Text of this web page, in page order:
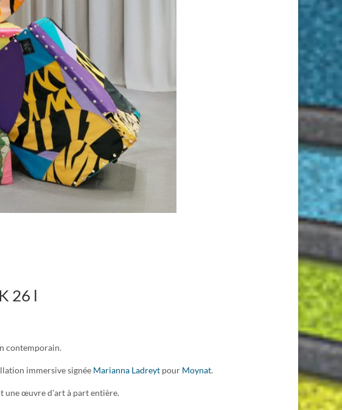
26 l
contemporain.
immersive signée Marianna Ladreytpour Moynat.
une œuvre d'art à part entière.